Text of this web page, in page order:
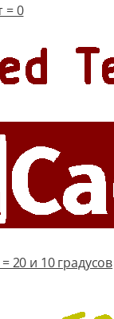
= 0
20 и 10 градусов